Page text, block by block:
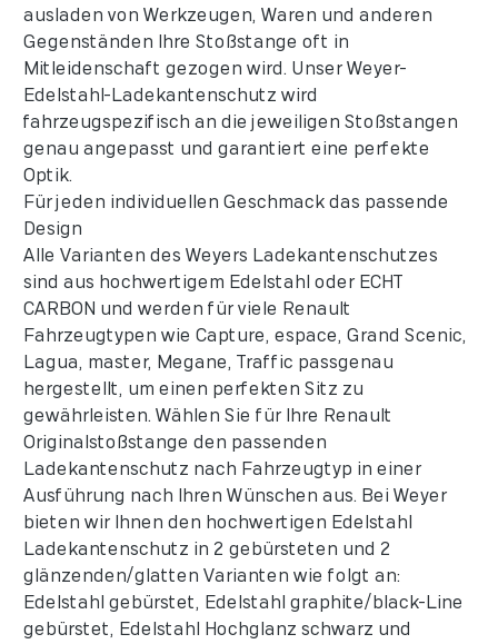
ausladen von Werkzeugen, Waren und anderen
Gegenständen Ihre Stoßstange oft in
Mitleidenschaft gezogen wird. Unser Weyer-
Edelstahl-Ladekantenschutz wird
fahrzeugspezifisch an die jeweiligen Stoßstangen
genau angepasst und garantiert eine perfekte
Optik.
Für jeden individuellen Geschmack das passende
Design
Alle Varianten des Weyers Ladekantenschutzes
sind aus hochwertigem Edelstahl oder ECHT
CARBON und werden für viele Renault
Fahrzeugtypen wie Capture, espace, Grand Scenic,
Lagua, master, Megane, Traffic passgenau
hergestellt, um einen perfekten Sitz zu
gewährleisten. Wählen Sie für Ihre Renault
Originalstoßstange den passenden
Ladekantenschutz nach Fahrzeugtyp in einer
Ausführung nach Ihren Wünschen aus. Bei Weyer
bieten wir Ihnen den hochwertigen Edelstahl
Ladekantenschutz in 2 gebürsteten und 2
glänzenden/glatten Varianten wie folgt an:
Edelstahl gebürstet, Edelstahl graphite/black-Line
gebürstet, Edelstahl Hochglanz schwarz und